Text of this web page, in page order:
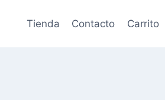
Tienda Contacto Carrito